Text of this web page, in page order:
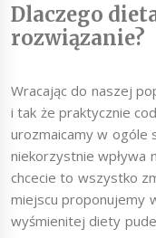
Dlaczego
rozwiązanie?
Wracając do naszej
i tak że praktycznie
urozmaicamy w ogóle
niekorzystnie wpływa
chcecie to wszystko
miejscu proponujemy
wyśmienitej diety